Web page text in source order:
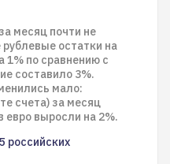
месяц почти не
остатки на
1% по сравнению с
составило 3%.
мало:
счета) за месяц
евро выросли на 2%.
российских